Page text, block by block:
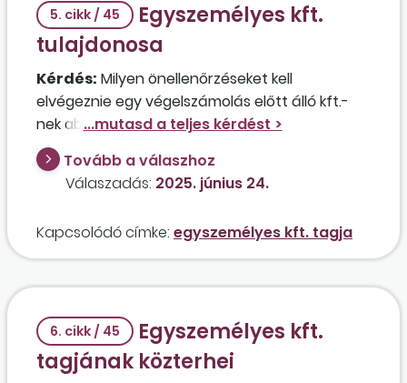
5. cikk / 45
Egyszemélyes kft.
tulajdonosa
Kérdés: Milyen önellenőrzéseket kell
elvégeznie egy végelszámolás előtt álló kft.-
nek abban az esetben, ha a cég egyetlen
ügyvezető tulajdonosa, aki jövedelmet nem
vesz fel a társaságból, 2024. augusztus 31-ig
főállású (heti 40 órás) munkaviszonyban állt
ellátást vett igénybe, és 2024. december
hónaptól egészségügyi szolgáltatási járulékot
fizet? Az ügyvezető után a társaság
könyvelő szerint nem felel meg a jogszabályi
előírásoknak.
Tovább a válaszhoz
Válaszadás: 2025. június 24.
Kapcsolódó címke: egyszemélyes kft. tagja
6. cikk / 45
Egyszemélyes kft.
tagjának közterhei